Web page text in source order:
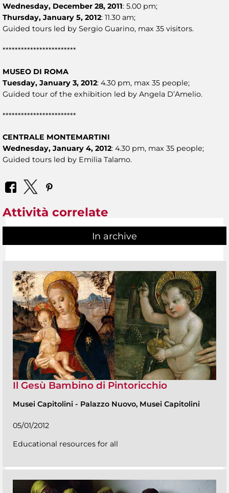
Wednesday, December 28, 2011: 5.00 pm;
Thursday, January 5, 2012: 11.30 am;
Guided tours led by Sergio Guarino, max 35 visitors.
************************
MUSEO DI ROMA
Tuesday, January 3, 2012: 4.30 pm, max 35 people;
Guided tour of the exhibition led by Angela D’Amelio.
************************
CENTRALE MONTEMARTINI
Wednesday, January 4, 2012: 4.30 pm, max 35 people;
Guided tours led by Emilia Talamo.
Attività correlate
In archive
Il Gesù Bambino di Pintoricchio
Musei Capitolini - Palazzo Nuovo, Musei Capitolini
05/01/2012
Educational resources for all